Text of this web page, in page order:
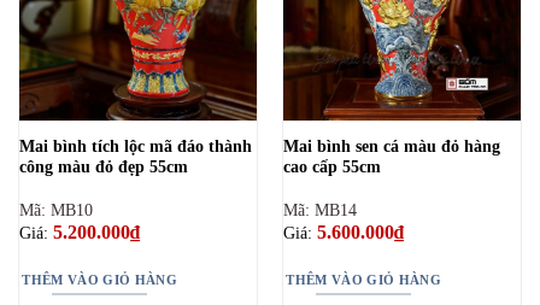
Mai bình tích lộc mã đáo thành
công màu đỏ đẹp 55cm
Mã: MB10
Giá: 5.200.000₫
THÊM VÀO GIỎ HÀNG
Mai bình sen cá màu đỏ hàng
cao cấp 55cm
Mã: MB14
Giá: 5.600.000₫
THÊM VÀO GIỎ HÀNG